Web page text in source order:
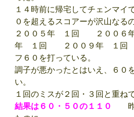
１４時前に帰宅してチェンマイ
０を超えるスコアーが沢山なる
２００５年 １回 ２００
年 １回 ２００９年 １回
フ６０を打っている。
調子が悪かったとはいえ、６０
い。
１回のミスが２回・３回と重ね
結果は６０・５０の１１０
昨